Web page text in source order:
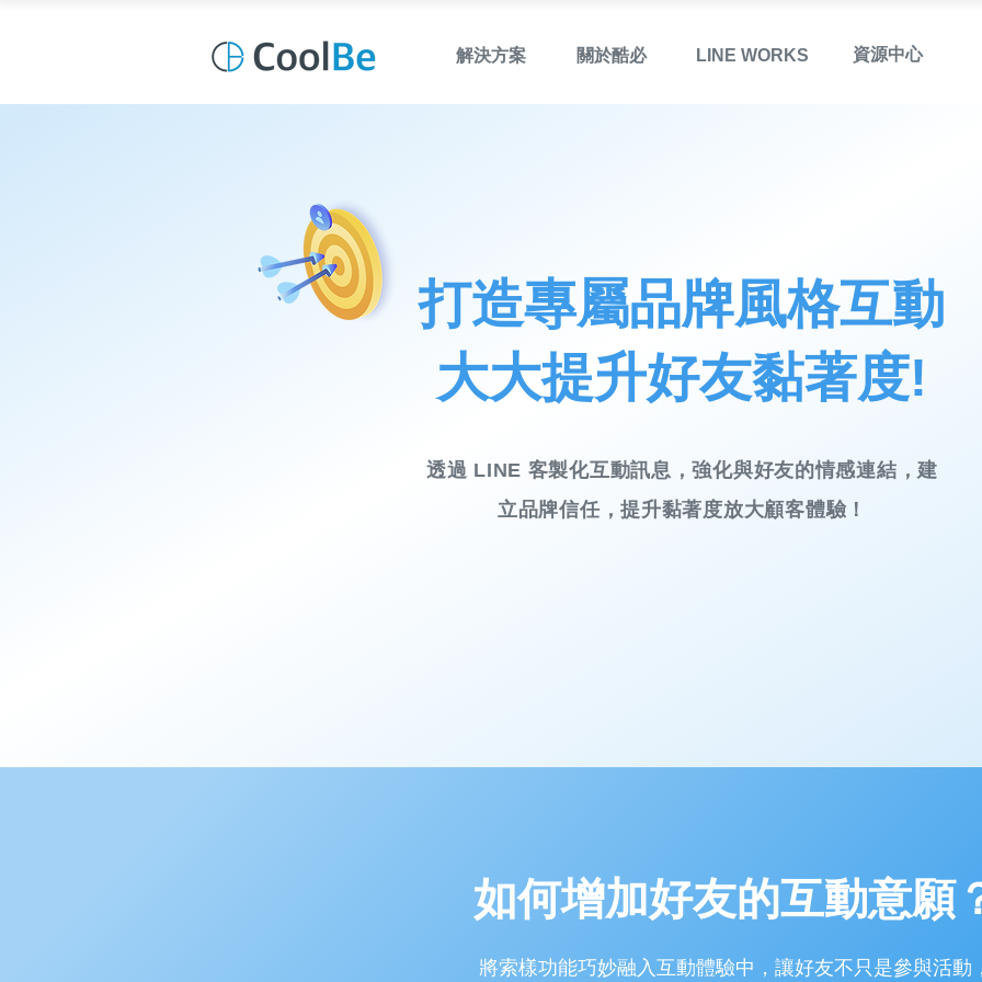
解決方案 關於酷必 LINE WORKS 資源中心
打造專屬品牌風格互動
大大提升好友黏著度!
透過 LINE 客製化互動訊息，強化與好友的情感連結，建
立品牌信任，提升黏著度放大顧客體驗！
如何增加好友的互動意願
將索樣功能巧妙融入互動體驗中，讓好友不只是參與活動